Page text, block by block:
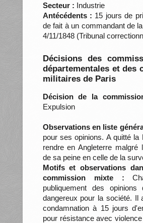
Secteur : Industrie
Antécédents : 15 jours de
de fait à un commandant de
4/11/1848 (Tribunal
Décisions des
départementales et des
militaires de Paris
Décision de la
Expulsion
Observations en liste
pour ses opinions. A quitté la
rendre en Angleterre malgré
de sa peine en celle de la
Motifs et observations
commission mixte :
publiquement des
dangereux pour la société. Il
condamnation à 15 jours
pour résistance avec